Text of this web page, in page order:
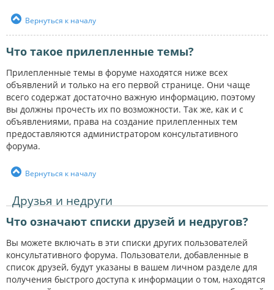
Вернуться к началу
Что такое прилепленные темы?
Прилепленные темы в форуме находятся ниже всех
объявлений и только на его первой странице. Они чаще
всего содержат достаточно важную информацию, поэтому
вы должны прочесть их по возможности. Так же, как и с
объявлениями, права на создание прилепленных тем
предоставляются администратором консультативного
форума.
Вернуться к началу
Друзья и недруги
Что означают списки друзей и недругов?
Вы можете включать в эти списки других пользователей
консультативного форума. Пользователи, добавленные в
список друзей, будут указаны в вашем личном разделе для
получения быстрого доступа к информации о том, находятся